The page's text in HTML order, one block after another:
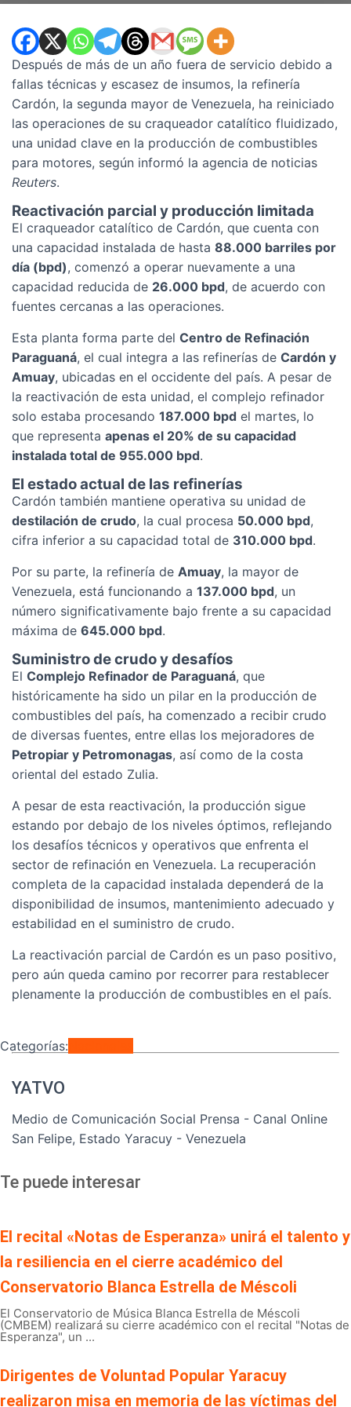
Después de más de un año fuera de servicio debido a
fallas técnicas y escasez de insumos, la refinería
Cardón, la segunda mayor de Venezuela, ha reiniciado
las operaciones de su craqueador catalítico fluidizado,
una unidad clave en la producción de combustibles
para motores, según informó la agencia de noticias
Reuters.
Reactivación parcial y producción limitada
El craqueador catalítico de Cardón, que cuenta con
una capacidad instalada de hasta 88.000 barriles por
día (bpd), comenzó a operar nuevamente a una
capacidad reducida de 26.000 bpd, de acuerdo con
fuentes cercanas a las operaciones.
Esta planta forma parte del Centro de Refinación
Paraguaná, el cual integra a las refinerías de Cardón y
Amuay, ubicadas en el occidente del país. A pesar de
la reactivación de esta unidad, el complejo refinador
solo estaba procesando 187.000 bpd el martes, lo
que representa apenas el 20% de su capacidad
instalada total de 955.000 bpd.
El estado actual de las refinerías
Cardón también mantiene operativa su unidad de
destilación de crudo, la cual procesa 50.000 bpd,
cifra inferior a su capacidad total de 310.000 bpd.
Por su parte, la refinería de Amuay, la mayor de
Venezuela, está funcionando a 137.000 bpd, un
número significativamente bajo frente a su capacidad
máxima de 645.000 bpd.
Suministro de crudo y desafíos
El Complejo Refinador de Paraguaná, que
históricamente ha sido un pilar en la producción de
combustibles del país, ha comenzado a recibir crudo
de diversas fuentes, entre ellas los mejoradores de
Petropiar y Petromonagas, así como de la costa
oriental del estado Zulia.
A pesar de esta reactivación, la producción sigue
estando por debajo de los niveles óptimos, reflejando
los desafíos técnicos y operativos que enfrenta el
sector de refinación en Venezuela. La recuperación
completa de la capacidad instalada dependerá de la
disponibilidad de insumos, mantenimiento adecuado y
estabilidad en el suministro de crudo.
La reactivación parcial de Cardón es un paso positivo,
pero aún queda camino por recorrer para restablecer
plenamente la producción de combustibles en el país.
Categorías:
YATVO
Medio de Comunicación Social Prensa - Canal Online
San Felipe, Estado Yaracuy - Venezuela
Te puede interesar
El recital «Notas de Esperanza» unirá el talento y
la resiliencia en el cierre académico del
Conservatorio Blanca Estrella de Méscoli
El Conservatorio de Música Blanca Estrella de Méscoli
(CMBEM) realizará su cierre académico con el recital "Notas de
Esperanza", un ...
Dirigentes de Voluntad Popular Yaracuy
realizaron misa en memoria de las víctimas del